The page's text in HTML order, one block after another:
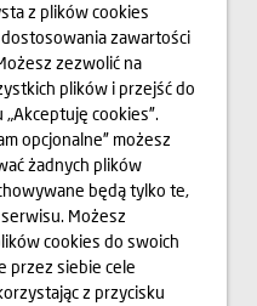
z plików cookies
zawartości
zezwolić na
plików i przejść do
cookies”.
opcjonalne” możesz
żadnych plików
będą tylko te,
Możesz
cookies do swoich
przez siebie cele
z przycisku